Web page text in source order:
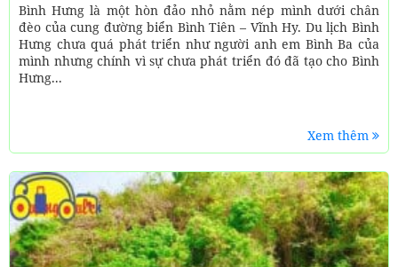
Bình Hưng là một hòn đảo nhỏ nằm nép mình dưới chân
đèo của cung đường biển Bình Tiên – Vĩnh Hy. Du lịch Bình
Hưng chưa quá phát triển như người anh em Bình Ba của
mình nhưng chính vì sự chưa phát triển đó đã tạo cho Bình
Hưng...
Xem thêm